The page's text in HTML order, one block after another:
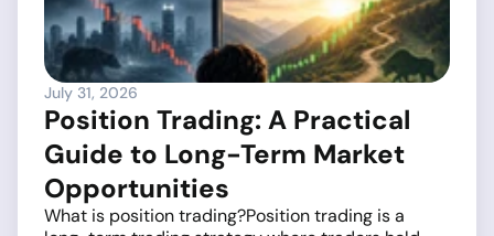
July 31, 2026
Position Trading: A Practical
Guide to Long-Term Market
Opportunities
What is position trading?Position trading is a